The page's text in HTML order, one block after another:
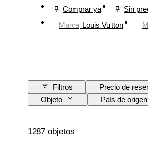
Comprar ya Sin
Marca Louis Vuitton
Filtros Precio de
Objeto
País de origen
Motivo
Modelo
1287 objetos